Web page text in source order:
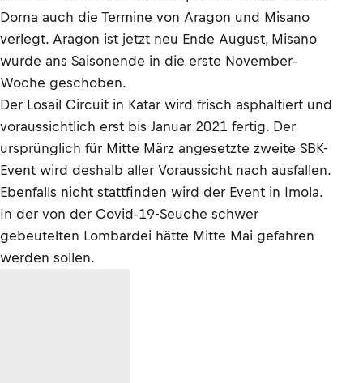
Dorna auch die Termine von Aragon und Misano
verlegt. Aragon ist jetzt neu Ende August, Misano
wurde ans Saisonende in die erste November-
Woche geschoben.
Der Losail Circuit in Katar wird frisch asphaltiert und
voraussichtlich erst bis Januar 2021 fertig. Der
ursprünglich für Mitte März angesetzte zweite SBK-
Event wird deshalb aller Voraussicht nach ausfallen.
Ebenfalls nicht stattfinden wird der Event in Imola.
In der von der Covid-19-Seuche schwer
gebeutelten Lombardei hätte Mitte Mai gefahren
werden sollen.